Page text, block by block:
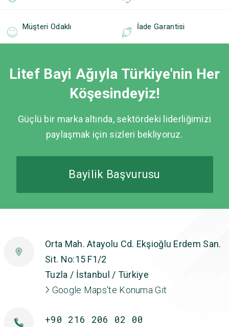
Müşteri Odaklı İade Garantisi
Litef Bayi Ağıyla Türkiye'nin Her
Köşesindeyiz!
Güçlü bir marka altında, sektördeki liderliğimizi
paylaşmak için sizleri bekliyoruz.
Bayilik Başvurusu
Orta Mah. Atayolu Cd. Ekşioğlu Erdem San.
Sit. No:15 F1/2
Tuzla / İstanbul / Türkiye
Google Maps'te Konuma Git
+90 216 206 02 00